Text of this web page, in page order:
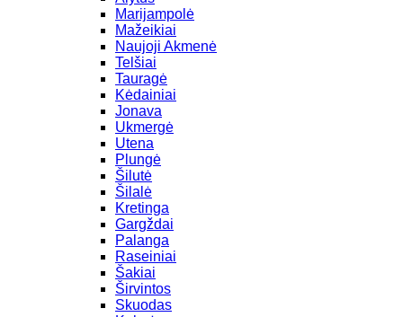
Marijampolė
Mažeikiai
Naujoji Akmenė
Telšiai
Tauragė
Kėdainiai
Jonava
Ukmergė
Utena
Plungė
Šilutė
Šilalė
Kretinga
Gargždai
Palanga
Raseiniai
Šakiai
Širvintos
Skuodas